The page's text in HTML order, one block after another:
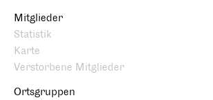
Mitglieder
Statistik
Karte
Verstorbene Mitglieder
Ortsgruppen